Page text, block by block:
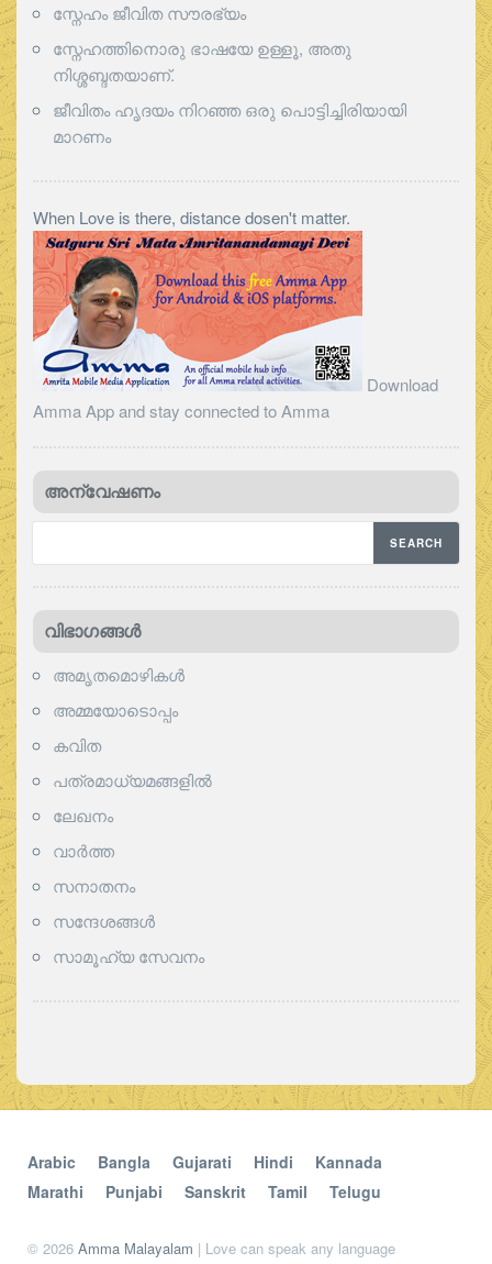
സ്നേഹം ജീവിത സൗരഭ്യം
സ്നേഹത്തിനൊരു ഭാഷയേ ഉള്ളൂ, അതു
നിശ്ശബ്ദതയാണ്.
ജീവിതം ഹൃദയം നിറഞ്ഞ ഒരു പൊട്ടിച്ചിരിയായി
മാറണം
When Love is there, distance dosen't matter.
Download
Amma App and stay connected to Amma
അന്വേഷണം
വിഭാഗങ്ങള്‍
അമൃതമൊഴികള്‍
അമ്മയോടൊപ്പം
കവിത
പത്രമാധ്യമങ്ങളില്‍
ലേഖനം
വാര്‍ത്ത
സനാതനം
സന്ദേശങ്ങൾ
സാമൂഹ്യ സേവനം
Arabic Bangla Gujarati Hindi
Kannada
Marathi
Punjabi Sanskrit Tamil Telugu
© 2026 Amma Malayalam | Love can speak any language